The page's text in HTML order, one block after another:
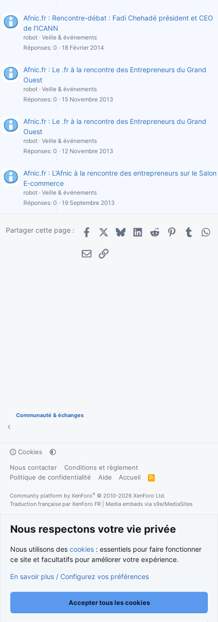
Afnic.fr : Rencontre-débat : Fadi Chehadé président et CEO
de l’ICANN
robot Veille & événements
Réponses 0 18 Février 2014
Afnic.fr : Le .fr à la rencontre des Entrepreneurs du Grand
Ouest
robot Veille & événements
Réponses 0 15 Novembre 2013
Afnic.fr : Le .fr à la rencontre des Entrepreneurs du Grand
Ouest
robot Veille & événements
Réponses 0 12 Novembre 2013
Afnic.fr : L’Afnic à la rencontre des entrepreneurs sur le Salon
E-commerce
robot Veille & événements
Réponses 0 19 Septembre 2013
Partager cette page :
Facebook
X BlueskyLinkedInRedditPinterestTumblr
E-mailLien
Communauté & échanges
Cookies
Nous contacter
Conditions et règlement
Politique de confidentialité
Aide Accueil
R
S
Community platform by XenForo® © 2010-2026 XenForo Ltd.
Traduction française par XenForo FR Media embeds via s9e/MediaSites
Nous respectons votre vie privée
Nous utilisons des cookies : essentiels pour faire fonctionner
ce site et facultatifs pour améliorer votre expérience.
En savoir plus / Configurez vos préférences
Accepter tous les cookies